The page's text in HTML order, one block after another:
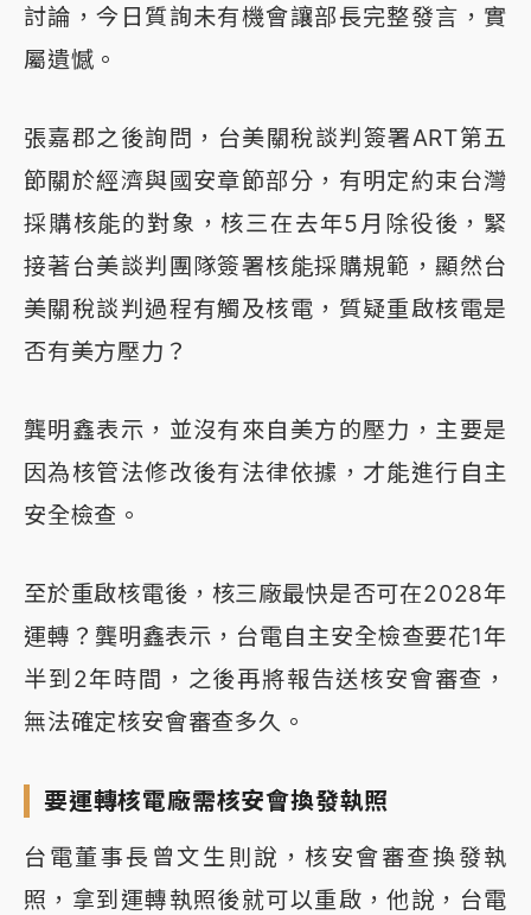
討論，今日質詢未有機會讓部長完整發言，實
屬遺憾。
張嘉郡之後詢問，台美關稅談判簽署ART第五
節關於經濟與國安章節部分，有明定約束台灣
採購核能的對象，核三在去年5月除役後，緊
接著台美談判團隊簽署核能採購規範，顯然台
美關稅談判過程有觸及核電，質疑重啟核電是
否有美方壓力？
龔明鑫表示，並沒有來自美方的壓力，主要是
因為核管法修改後有法律依據，才能進行自主
安全檢查。
至於重啟核電後，核三廠最快是否可在2028年
運轉？龔明鑫表示，台電自主安全檢查要花1年
半到2年時間，之後再將報告送核安會審查，
無法確定核安會審查多久。
要運轉核電廠需核安會換發執照
台電董事長曾文生則說，核安會審查換發執
照，拿到運轉執照後就可以重啟，他說，台電